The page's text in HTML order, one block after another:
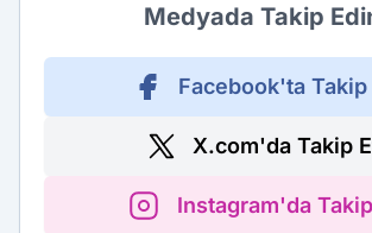
Medyada Takip
Facebook'ta Takip
X.com'da Takip
Instagram'da